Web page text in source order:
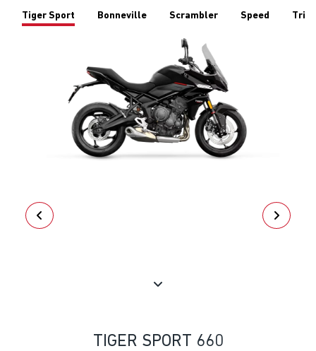
Tiger Sport Bonneville Scrambler Speed
TIGER SPORT 660